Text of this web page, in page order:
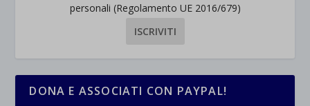
personali (Regolamento UE 2016/679)
DONA E ASSOCIATI CON PAYPAL!